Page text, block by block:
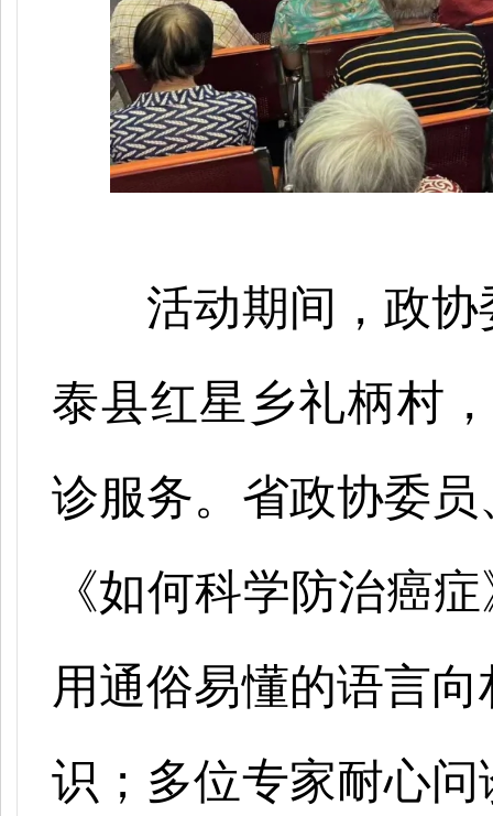
活动期间，政
泰县红星乡礼柄村
诊服务。省政协委
《如何科学防治癌
用通俗易懂的语言
识；多位专家耐心